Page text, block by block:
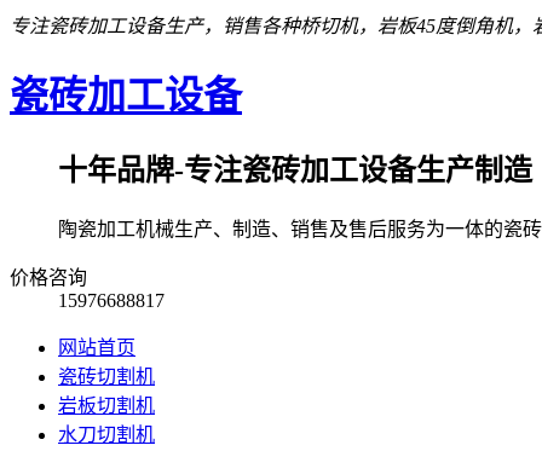
专注瓷砖加工设备生产，销售各种桥切机，岩板45度倒角机
瓷砖加工设备
十年品牌-专注瓷砖加工设备生产制造
陶瓷加工机械生产、制造、销售及售后服务为一体的瓷
价格咨询
15976688817
网站首页
瓷砖切割机
岩板切割机
水刀切割机